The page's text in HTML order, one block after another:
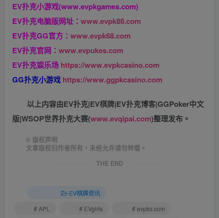
EV扑克小游戏(www.evpkgames.com)
EV扑克电脑版网址： www.evpk88.com
EV扑克GG官方： www.evpk68.com
EV扑克官网： www.evpukes.com
EV扑克娱乐场 https://www.evpkcasino.com
GG扑克小游戏 https://www.ggpkcasino.com
以上内容由EV扑克|EV棋牌|EV扑克博客|GGPoker中文
版|WSOP世界扑克大赛(www.evqipai.com)整理发布。
© 版权声明
文章版权归作者所有，未经允许请勿转载。
THE END
EV棋牌资讯
# APL
# EVgirls
# evpks.com